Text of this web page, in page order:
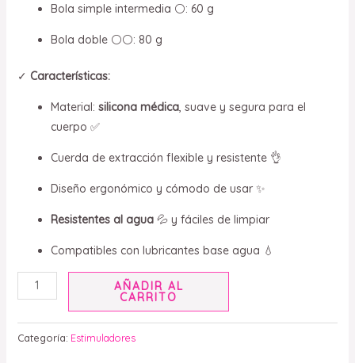
Bola simple intermedia ⚪: 60 g
Bola doble ⚪⚪: 80 g
✓ Características:
Material: silicona médica, suave y segura para el
cuerpo ✅
Cuerda de extracción flexible y resistente 👌
Diseño ergonómico y cómodo de usar ✨
Resistentes al agua💦 y fáciles de limpiar
Compatibles con lubricantes base agua 💧
AÑADIR AL
CARRITO
Categoría: Estimuladores